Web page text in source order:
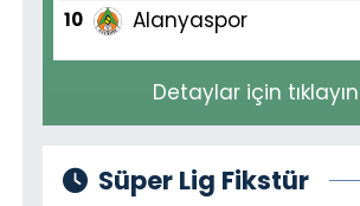
10 Alanyaspor
Detaylar için tıklayın
Süper Lig Fikstür